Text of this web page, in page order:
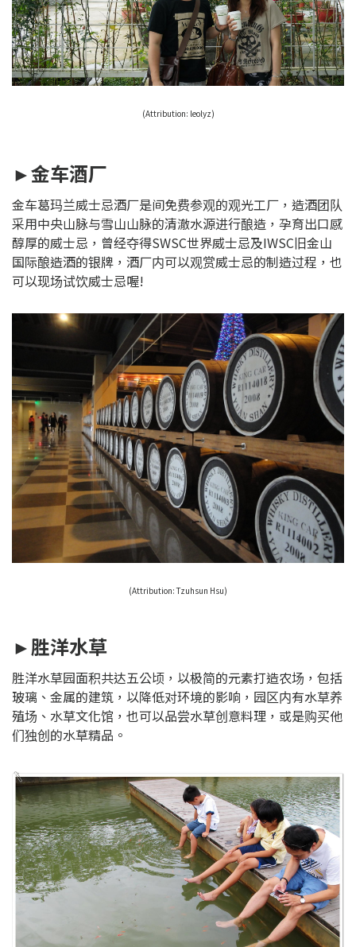
(Attribution: leolyz)
►金车酒厂
金车葛玛兰威士忌酒厂是间免费参观的观光工厂，造酒团队
采用中央山脉与雪山山脉的清澈水源进行酿造，孕育出口感
醇厚的威士忌，曾经夺得SWSC世界威士忌及IWSC旧金山
国际酿造酒的银牌，酒厂内可以观赏威士忌的制造过程，也
可以现场试饮威士忌喔!
(Attribution:Tzuhsun Hsu)
►胜洋水草
胜洋水草园面积共达五公顷，以极简的元素打造农场，包括
玻璃、金属的建筑，以降低对环境的影响，园区内有水草养
殖场、水草文化馆，也可以品尝水草创意料理，或是购买他
们独创的水草精品。